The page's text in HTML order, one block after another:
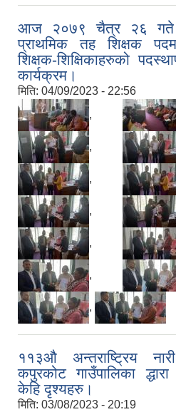
आज २०७९ चैत्र २६ गते
प्राथमिक तह शिक्षक
शिक्षक-शिक्षिकाहरुको
कार्यक्रम।
मिति: 04/09/2023 - 22:56
,
,
,
,
,
,
,
११३औ अन्तराष्ट्रिय
कपुरकोट गाउँपालिका
केहि दृश्यहरु।
मिति: 03/08/2023 - 20:19